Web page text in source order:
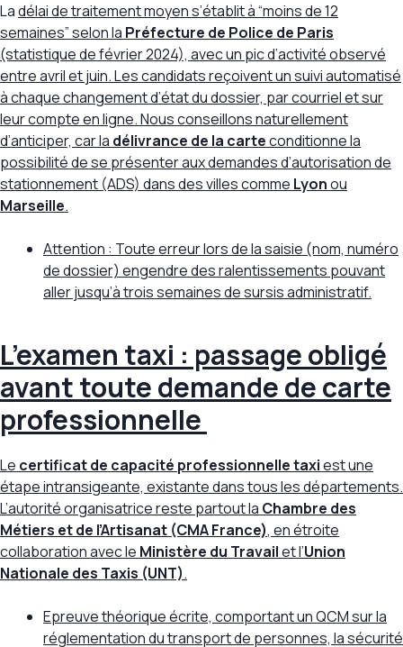
Ladélai de traitement moyen s’établit à “moins de 12
semaines” selon la Préfecture de Police de Paris
(statistique de février 2024), avec un pic d’activité observé
entre avril et juin. Les candidats reçoivent un suivi automatisé
à chaque changement d’état du dossier, par courriel et sur
leur compte en ligne. Nous conseillons naturellement
d’anticiper, car la délivrance de la carteconditionne la
possibilité de se présenter aux demandes d’autorisation de
stationnement (ADS) dans des villes comme Lyonou
Marseille.
Attention : Toute erreur lors de la saisie (nom, numéro
de dossier) engendre des ralentissements pouvant
aller jusqu’à trois semaines de sursis administratif.
L’examen taxi : passage obligé
avant toute demande de carte
professionnelle
Le certificat de capacité professionnelle taxiest une
étape intransigeante, existante dans tous les départements.
L’autorité organisatrice reste partout la Chambre des
Métiers et de l’Artisanat (CMA France), en étroite
collaboration avec le Ministère du Travailet l’Union
Nationale des Taxis (UNT).
Epreuve théorique écrite, comportant un QCM sur la
réglementation du transport de personnes, la sécurité